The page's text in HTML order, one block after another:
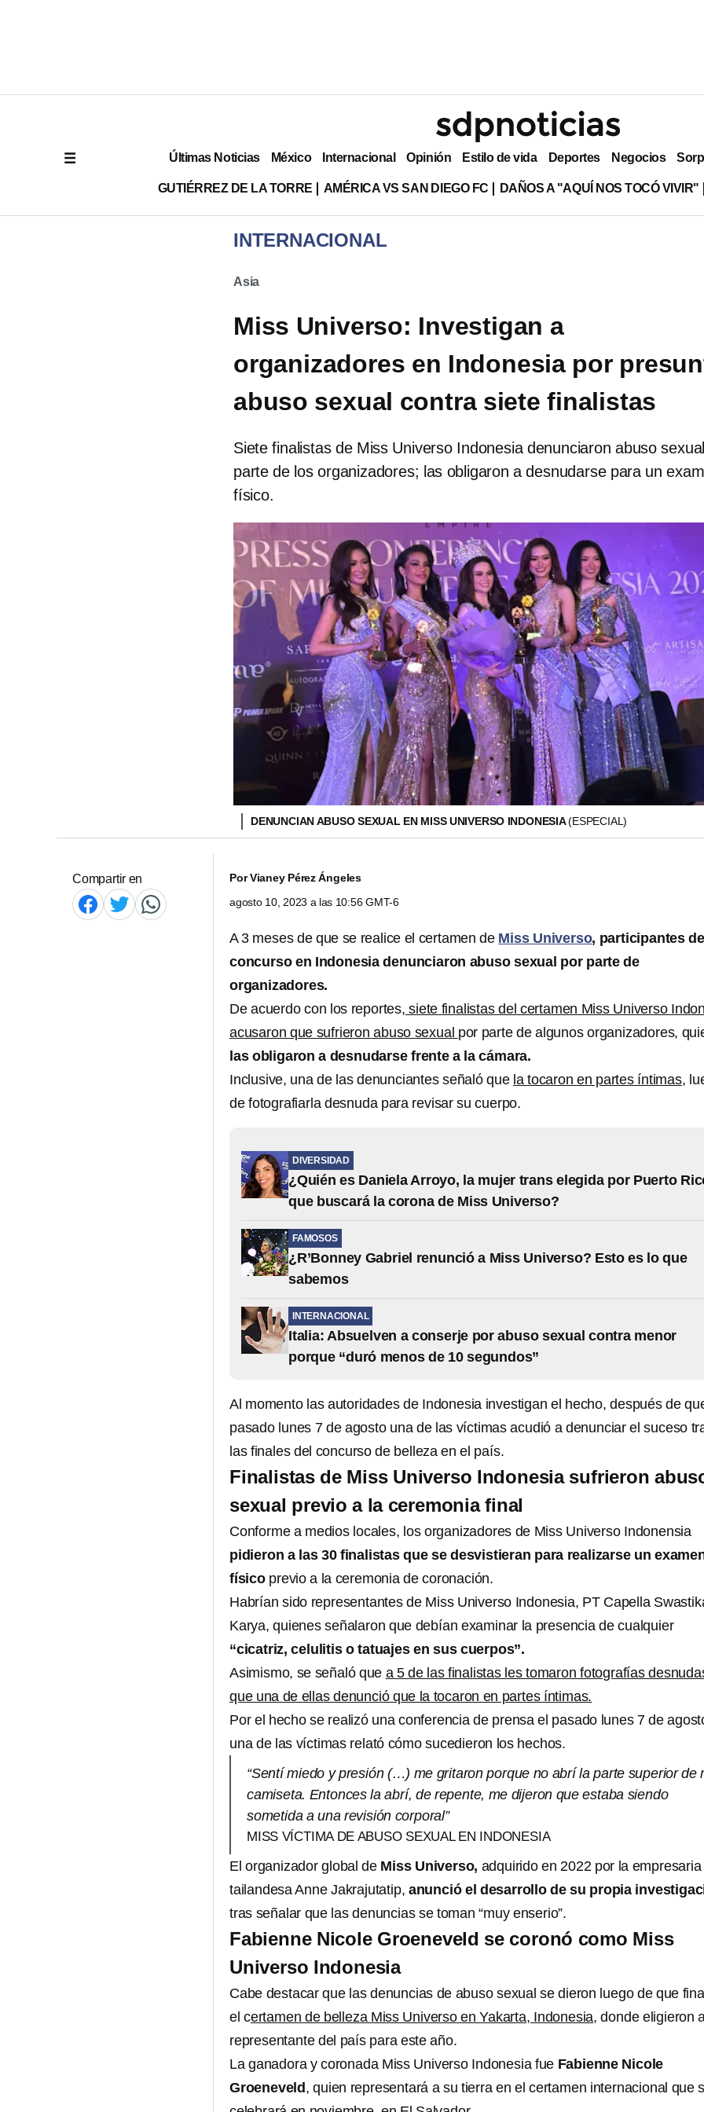
Últimas Noticias México Internacional Opinión Estilo de vida Deportes Negocios
GUTIÉRREZ DE LA TORRE AMÉRICA VS SAN DIEGO FC DAÑOS A "AQUÍ NOS TOCÓ VIVIR"
INTERNACIONAL
Asia
Miss Universo: Investigan a
organizadores en Indonesia por
abuso sexual contra siete finalistas
Siete finalistas de Miss Universo Indonesia denunciaron abuso
parte de los organizadores; las obligaron a desnudarse para un
físico.
DENUNCIAN ABUSO SEXUAL EN MISS UNIVERSO INDONESIA(ESPECIAL)
Compartir en PorVianey Pérez Ángeles
agosto 10, 2023 a las 10:56 GMT-6
A 3 meses de que se realice el certamen de Miss Universo, participantes del
concurso en Indonesia denunciaron abuso sexual por parte de
organizadores.
De acuerdo con los reportes, siete finalistas del certamen Miss Universo
acusaron que sufrieron abuso sexual por parte de algunos organizadores,
las obligaron a desnudarse frente a la cámara.
Inclusive, una de las denunciantes señaló que la tocaron en partes íntimas,
de fotografiarla desnuda para revisar su cuerpo.
DIVERSIDAD
¿Quién es Daniela Arroyo, la mujer trans elegida por Puerto
que buscará la corona de Miss Universo?
FAMOSOS
¿R’Bonney Gabriel renunció a Miss Universo? Esto es lo que
sabemos
INTERNACIONAL
Italia: Absuelven a conserje por abuso sexual contra menor
porque “duró menos de 10 segundos”
Al momento las autoridades de Indonesia investigan el hecho, después de
pasado lunes 7 de agosto una de las víctimas acudió a denunciar el suceso
las finales del concurso de belleza en el país.
Finalistas de Miss Universo Indonesia sufrieron
sexual previo a la ceremonia final
Conforme a medios locales, los organizadores de Miss Universo Indonensia
pidieron a las 30 finalistas que se desvistieran para realizarse un
físico previo a la ceremonia de coronación.
Habrían sido representantes de Miss Universo Indonesia, PT Capella
Karya, quienes señalaron que debían examinar la presencia de cualquier
“cicatriz, celulitis o tatuajes en sus cuerpos”.
Asimismo, se señaló que a 5 de las finalistas les tomaron fotografías
que una de ellas denunció que la tocaron en partes íntimas.
Por el hecho se realizó una conferencia de prensa el pasado lunes 7 de
una de las víctimas relató cómo sucedieron los hechos.
“Sentí miedo y presión (…) me gritaron porque no abrí la parte superior de
camiseta. Entonces la abrí, de repente, me dijeron que estaba siendo
sometida a una revisión corporal”
MISS VÍCTIMA DE ABUSO SEXUAL EN INDONESIA
El organizador global de Miss Universo, adquirido en 2022 por la empresaria
tailandesa Anne Jakrajutatip, anunció el desarrollo de su propia
tras señalar que las denuncias se toman “muy enserio”.
Fabienne Nicole Groeneveld se coronó como Miss
Universo Indonesia
Cabe destacar que las denuncias de abuso sexual se dieron luego de que
el certamen de belleza Miss Universo en Yakarta, Indonesia, donde eligieron
representante del país para este año.
La ganadora y coronada Miss Universo Indonesia fue Fabienne Nicole
Groeneveld , quien representará a su tierra en el certamen internacional que